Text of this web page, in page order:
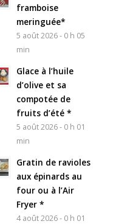
framboise
meringuée*
5 août 2026 - 0 h 05
min
Glace à l’huile
d’olive et sa
compotée de
fruits d’été *
5 août 2026 - 0 h 01
min
Gratin de ravioles
aux épinards au
four ou à l’Air
Fryer *
4 août 2026 - 0 h 01